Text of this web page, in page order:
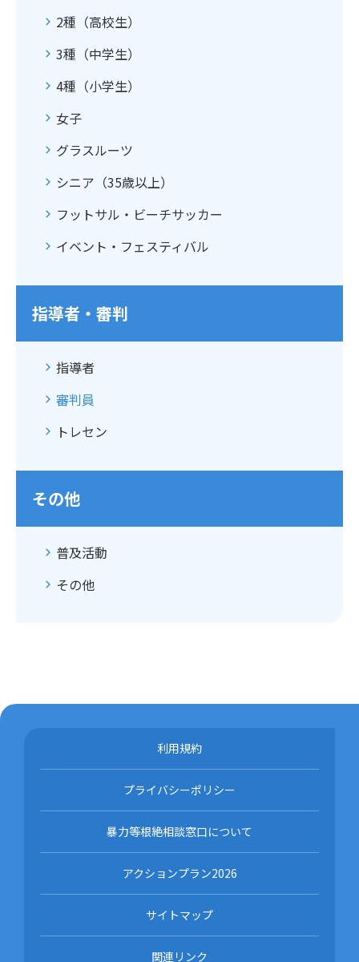
2種（高校生）
3種（中学生）
4種（小学生）
女子
グラスルーツ
シニア（35歳以上）
フットサル・ビーチサッカー
イベント・フェスティバル
指導者・審判
指導者
審判員
トレセン
その他
普及活動
その他
利用規約
プライバシーポリシー
暴力等根絶相談窓口について
アクションプラン2026
サイトマップ
関連リンク